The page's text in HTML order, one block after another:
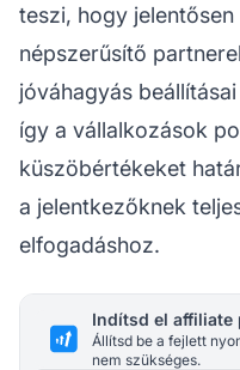
teszi, hogy jelentősen
népszerűsítő
jóváhagyás
így a vállalkozások
küszöbértékeket
a jelentkezőknek
elfogadáshoz.
Indítsd el affiliate
Állítsd be a fejlett
nem szükséges.